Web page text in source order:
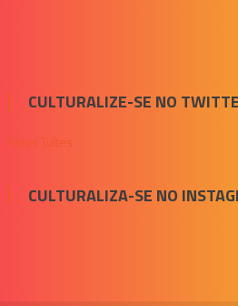
CULTURALIZE-SE NO
Meus Tuítes
CULTURALIZA-SE NO